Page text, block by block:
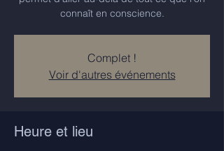
connaît en conscience.
Complet !
Voir d'autres événements
Heure et lieu